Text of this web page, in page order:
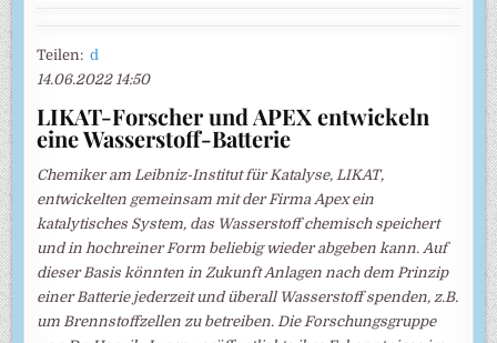
Teilen:d
14.06.2022 14:50
LIKAT-Forscher und APEX entwickeln
eine Wasserstoff-Batterie
Chemiker am Leibniz-Institut für Katalyse, LIKAT,
entwickelten gemeinsam mit der Firma Apex ein
katalytisches System, das Wasserstoff chemisch speichert
und in hochreiner Form beliebig wieder abgeben kann. Auf
dieser Basis könnten in Zukunft Anlagen nach dem Prinzip
einer Batterie jederzeit und überall Wasserstoff spenden, z.B.
um Brennstoffzellen zu betreiben. Die Forschungsgruppe